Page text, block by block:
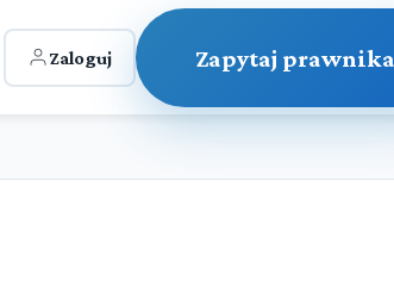
Zaloguj Zapytaj prawnika